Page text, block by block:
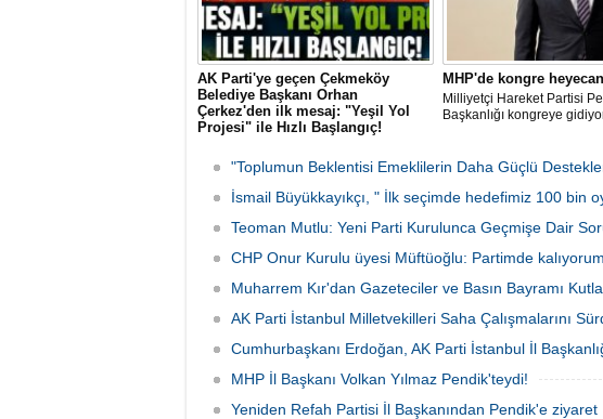
AK Parti'ye geçen Çekmeköy
Belediye Başkanı Orhan
Çerkez'den ilk mesaj: "Yeşil Yol
Projesi" ile Hızlı Başlangıç!
Çekmeköy Belediye Başkanı Orhan
Çerkez, parti değişiminin ardından ilk
mesajını ilçeye yönelik projeyle verdi.
Projesi"nin, yeni dönemde atılacak ilk
MHP'de kongre
Milliyetçi Hareket Partisi
Başkanlığı kongreye
"Toplumun Beklentisi Emeklilerin Daha Güçlü
İsmail Büyükkayıkçı, " İlk seçimde hedefimiz 100 bin
Teoman Mutlu: Yeni Parti Kurulunca Geçmişe Dair
CHP Onur Kurulu üyesi Müftüoğlu: Partimde
Muharrem Kır'dan Gazeteciler ve Basın Bayramı
AK Parti İstanbul Milletvekilleri Saha Çalışmalarını
Cumhurbaşkanı Erdoğan, AK Parti İstanbul İl
MHP İl Başkanı Volkan Yılmaz Pendik'teydi!
Yeniden Refah Partisi İl Başkanından Pendik'e ziyaret